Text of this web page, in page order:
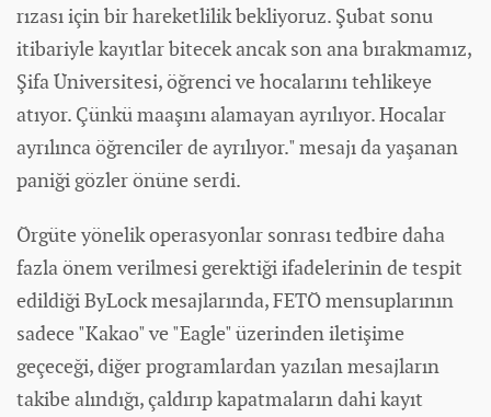
rızası için bir hareketlilik bekliyoruz. Şubat sonu
itibariyle kayıtlar bitecek ancak son ana bırakmamız,
Şifa Üniversitesi, öğrenci ve hocalarını tehlikeye
atıyor. Çünkü maaşını alamayan ayrılıyor. Hocalar
ayrılınca öğrenciler de ayrılıyor." mesajı da yaşanan
paniği gözler önüne serdi.
Örgüte yönelik operasyonlar sonrası tedbire daha
fazla önem verilmesi gerektiği ifadelerinin de tespit
edildiği ByLock mesajlarında, FETÖ mensuplarının
sadece "Kakao" ve "Eagle" üzerinden iletişime
geçeceği, diğer programlardan yazılan mesajların
takibe alındığı, çaldırıp kapatmaların dahi kayıt